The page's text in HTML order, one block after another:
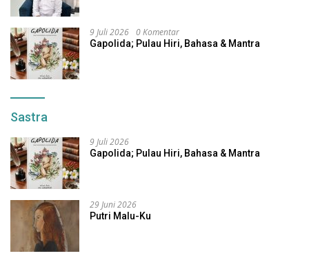
9 Juli 2026 0 Komentar
Gapolida; Pulau Hiri, Bahasa & Mantra
Sastra
9 Juli 2026
Gapolida; Pulau Hiri, Bahasa & Mantra
29 Juni 2026
Putri Malu-Ku